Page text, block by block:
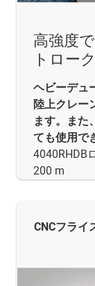
高強度
トローク
ヘビーデュ
陸上クレー
ます。また
ても使用で
4040RHDB
200 m
CNCフライ